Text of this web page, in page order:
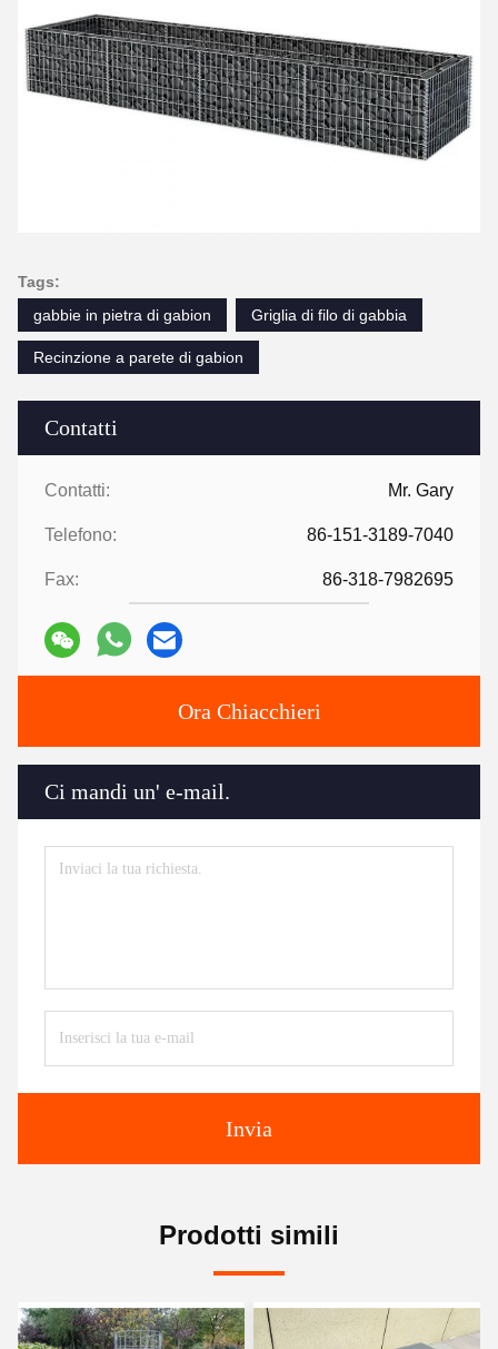
Contatti
Contatti: Mr. Gary
Telefono: 86-151-3189-7040
Fax: 86-318-7982695
Ora Chiacchieri
Ci mandi un' e-mail.
Invia
Tags:
gabbie in pietra di gabion
Griglia di filo di gabbia
Recinzione a parete di gabion
Prodotti simili